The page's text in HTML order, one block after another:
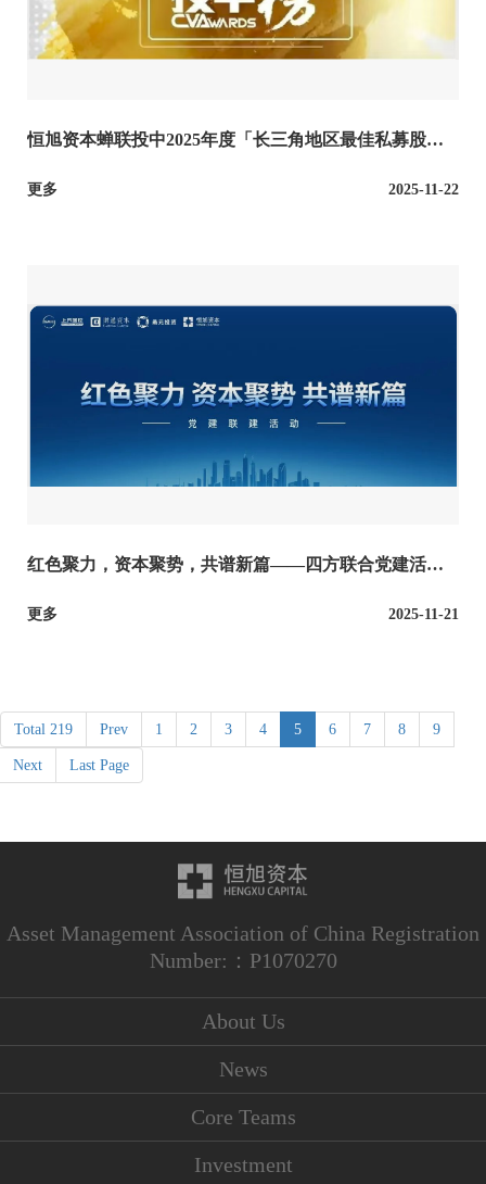
恒旭资本蝉联投中2025年度「长三角地区最佳私募股权
更多 2025-11-22
红色聚力，资本聚势，共谱新篇——四方联合党建活动
更多 2025-11-21
Total 219 Prev 1 2 3 4 5 6 7 8 9
Next Last Page
Asset Management Association of China Registration
Number:：P1070270
About Us
News
Core Teams
Investment